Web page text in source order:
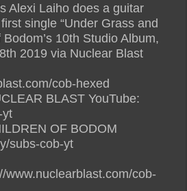
Alexi Laiho does a guitar
single “Under Grass and
10th Studio Album,
2019 via Nuclear Blast
cob-hexed
BLAST YouTube:
yt
OF BODOM
subs-cob-yt
www.nuclearblast.com/cob-